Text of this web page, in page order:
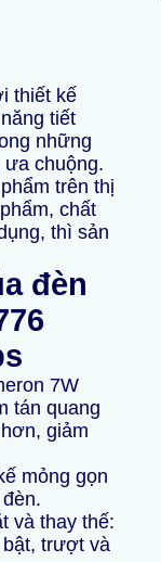
thiết kế
tiết
những
chuộng.
trên thị
chất
thì sản
đèn
7W
tán quang
giảm
mỏng gọn
và thay thế:
trượt và